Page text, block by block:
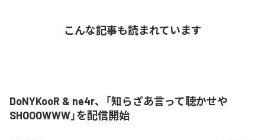
こんな記事も読まれています
DoNYKooR & ne4r、「知らざあ言って聴かせや
SHOOOWWW」を配信開始